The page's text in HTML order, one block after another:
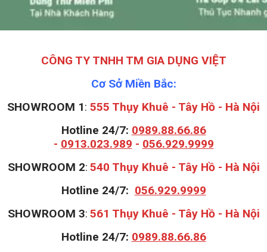
CÔNG TY TNHH TM GIA DỤNG VIỆT
Cơ Sở Miền Bắc:
SHOWROOM 1: 555 Thụy Khuê - Tây Hồ - Hà Nội
Hotline 24/7: 0989.88.66.86
- 0913.023.989 - 056.929.9999
SHOWROOM 2: 540 Thụy Khuê - Tây Hồ - Hà Nội
Hotline 24/7: 056.929.9999
SHOWROOM 3: 561 Thụy Khuê - Tây Hồ - Hà Nội
Hotline 24/7: 0989.88.66.86